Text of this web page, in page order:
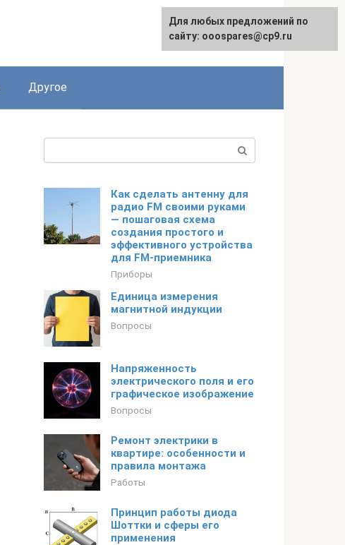
English
Другое
Как сделать антенну для
радио FM своими руками
— пошаговая схема
создания простого и
эффективного устройства
для FM-приемника
Приборы
Единица измерения
магнитной индукции
Вопросы
Напряженность
электрического поля и его
графическое изображение
Вопросы
Ремонт электрики в
квартире: особенности и
правила монтажа
Работы
Принцип работы диода
Шоттки и сферы его
применения
Для любых предложений по
сайту: ooospares@cp9.ru